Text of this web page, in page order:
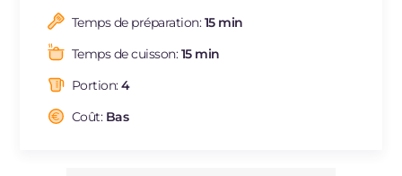
BR
NL
Temps de préparation:15 min
Temps de cuisson:15 min
Portion:4
Coût: Bas